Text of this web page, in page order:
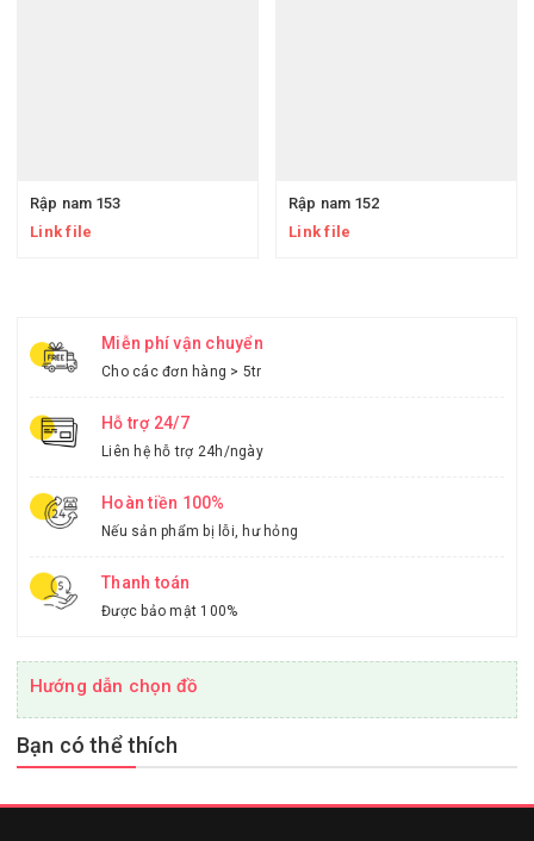
Rập nam 153
Link file
Rập nam 152
Link file
Miễn phí vận chuyển
Cho các đơn hàng > 5tr
Hỗ trợ 24/7
Liên hệ hỗ trợ 24h/ngày
Hoàn tiền 100%
Nếu sản phẩm bị lỗi, hư hỏng
Thanh toán
Được bảo mật 100%
Hướng dẫn chọn đồ
Bạn có thể thích